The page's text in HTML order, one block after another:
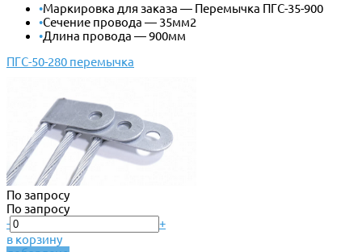
•Маркировка для заказа — Перемычка ПГС-35-900
•Сечение провода — 35мм2
•Длина провода — 900мм
ПГС-50-280 перемычка
По запросу
По запросу
-
+
в корзину